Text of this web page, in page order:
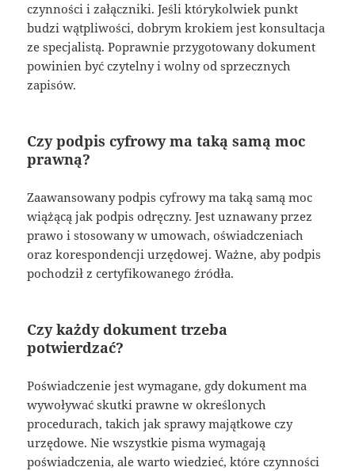
czynności i załączniki. Jeśli którykolwiek punkt
budzi wątpliwości, dobrym krokiem jest konsultacja
ze specjalistą. Poprawnie przygotowany dokument
powinien być czytelny i wolny od sprzecznych
zapisów.
Czy podpis cyfrowy ma taką samą moc
prawną?
Zaawansowany podpis cyfrowy ma taką samą moc
wiążącą jak podpis odręczny. Jest uznawany przez
prawo i stosowany w umowach, oświadczeniach
oraz korespondencji urzędowej. Ważne, aby podpis
pochodził z certyfikowanego źródła.
Czy każdy dokument trzeba
potwierdzać?
Poświadczenie jest wymagane, gdy dokument ma
wywoływać skutki prawne w określonych
procedurach, takich jak sprawy majątkowe czy
urzędowe. Nie wszystkie pisma wymagają
poświadczenia, ale warto wiedzieć, które czynności